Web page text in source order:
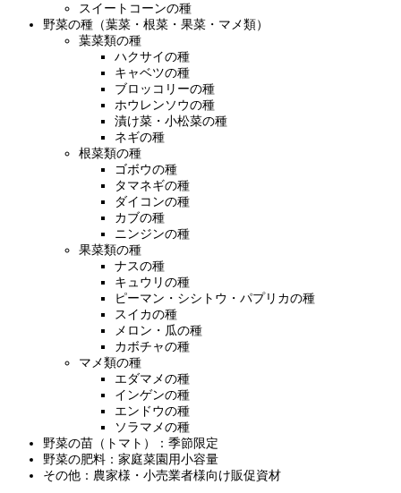
スイートコーンの種
野菜の種（葉菜・根菜・果菜・マメ類）
葉菜類の種
ハクサイの種
キャベツの種
ブロッコリーの種
ホウレンソウの種
漬け菜・小松菜の種
ネギの種
根菜類の種
ゴボウの種
タマネギの種
ダイコンの種
カブの種
ニンジンの種
果菜類の種
ナスの種
キュウリの種
ピーマン・シシトウ・パプリカの種
スイカの種
メロン・瓜の種
カボチャの種
マメ類の種
エダマメの種
インゲンの種
エンドウの種
ソラマメの種
野菜の苗（トマト）：季節限定
野菜の肥料：家庭菜園用小容量
その他：農家様・小売業者様向け販促資材